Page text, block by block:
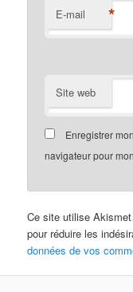
E-mail *
Site web
Enregistrer
navigateur pour
Ce site utilise Akismet
pour réduire les
données de vos